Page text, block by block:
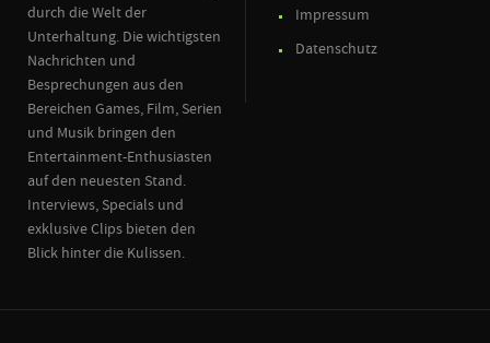
durch die Welt der
Unterhaltung. Die wichtigsten
Nachrichten und
Besprechungen aus den
Bereichen Games, Film, Serien
und Musik bringen den
Entertainment-Enthusiasten
auf den neuesten Stand.
Interviews, Specials und
exklusive Clips bieten den
Blick hinter die Kulissen.
Impressum
Datenschutz